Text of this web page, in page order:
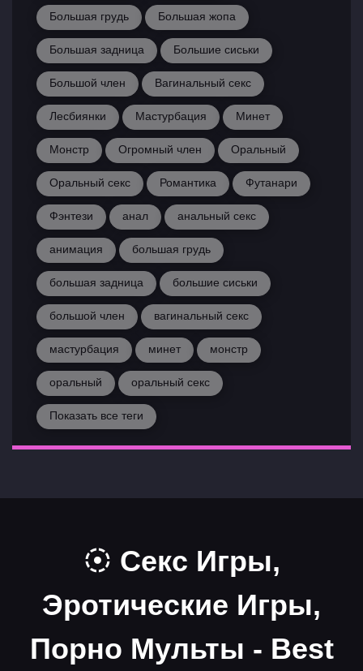
Большая грудь Большая жопа
Большая задница Большие сиськи
Большой член Вагинальный секс
Лесбиянки Мастурбация Минет
Монстр Огромный член Оральный
Оральный секс Романтика Футанари
Фэнтези анал анальный секс
анимация большая грудь
большая задница большие сиськи
большой член вагинальный секс
мастурбация минет монстр
оральный оральный секс
Показать все теги
Секс Игры,
Эротические Игры,
Порно Мульты - Best